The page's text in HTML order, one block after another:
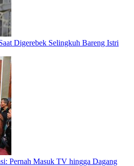
Digerebek Selingkuh Bareng Istri
Pernah Masuk TV hingga Dagang